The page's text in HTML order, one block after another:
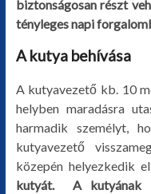
biztonságosan részt
tényleges napi
A kutya behívása
A kutyavezető kb. 10
helyben maradásra
harmadik személyt,
kutyavezető
közepén helyezkedik
kutyát. A kutyának